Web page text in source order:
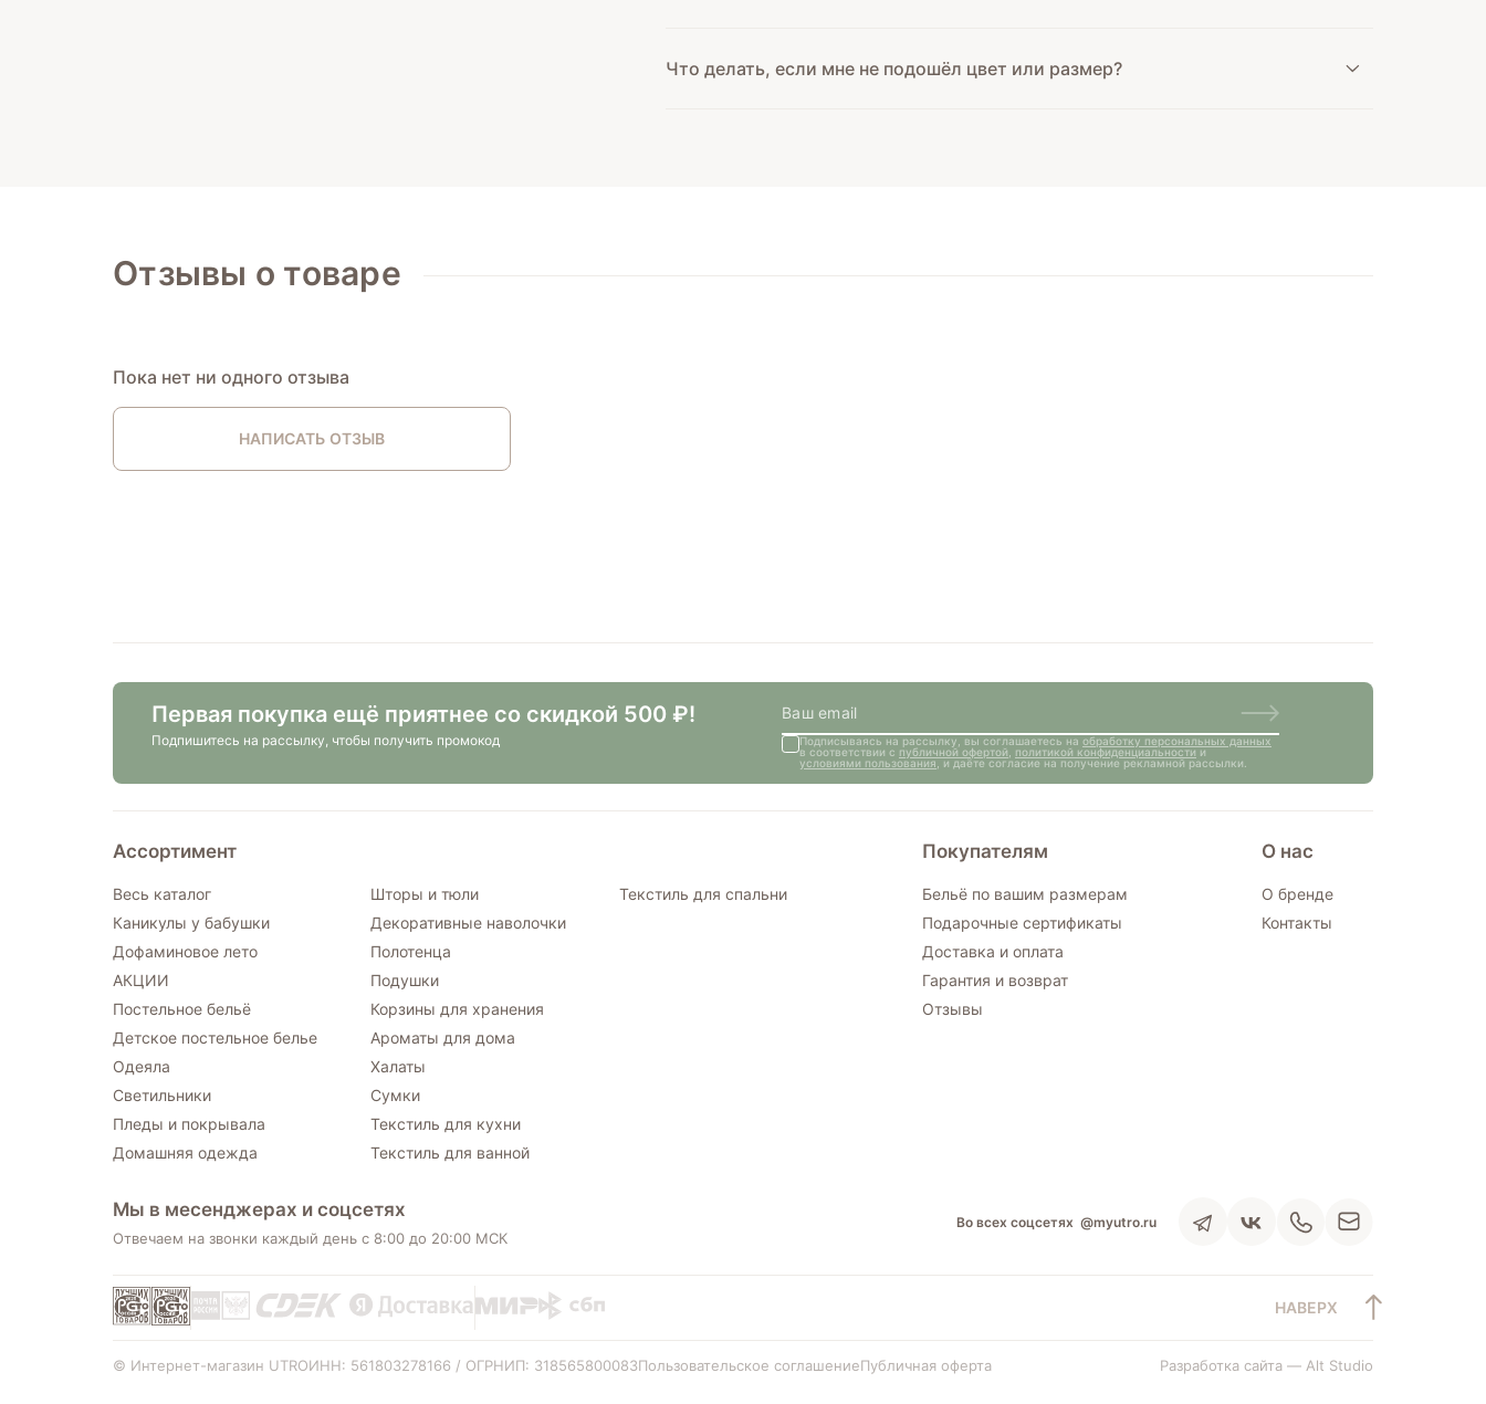
Что делать, если мне не подошёл цвет или размер?
Отзывы о товаре
Пока нет ни одного отзыва
НАПИСАТЬ ОТЗЫВ
Первая покупка ещё приятнее со скидкой 500 ₽!
Подпишитесь на рассылку, чтобы получить промокод Подписываясь на рассылку, вы соглашаетесь на обработку персональных данных
в соответствии с публичной офертой политикой конфиденциальностии
условиями пользования, и даёте согласие на получение рекламной рассылки.
Ассортимент
Весь каталог
Каникулы у бабушки
Дофаминовое лето
АКЦИИ
Постельное бельё
Детское постельное белье
Одеяла
Светильники
Пледы и покрывала
Домашняя одежда
Шторы и тюли
Декоративные наволочки
Полотенца
Подушки
Корзины для хранения
Ароматы для дома
Халаты
Сумки
Текстиль для кухни
Текстиль для ванной
Текстиль для спальни
Покупателям
Бельё по вашим размерам
Подарочные сертификаты
Доставка и оплата
Гарантия и возврат
Отзывы
О нас
О бренде
Контакты
Мы в месенджерах и соцсетях
Во всех соцсетях @myutro.ru
Отвечаем на звонки каждый день с 8:00 до 20:00 МСК
НАВЕРХ
© Интернет-магазин UTROИНН: 561803278166 / ОГРНИП: 318565800083Пользовательское соглашениеПубличная оферта Разработка сайта — Alt Studio